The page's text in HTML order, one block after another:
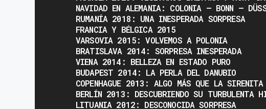
NAVIDAD EN ALEMANIA: COLONIA – BONN –
RUMANÍA 2018: UNA INESPERADA SORPRESA
FRANCIA Y BÉLGICA 2015
VARSOVIA 2015: VOLVEMOS A POLONIA
BRATISLAVA 2014: SORPRESA INESPERADA
VIENA 2014: BELLEZA EN ESTADO PURO
BUDAPEST 2014: LA PERLA DEL DANUBIO
COPENHAGUE 2013: ALGO MÁS QUE LA SIRENITA
BERLÍN 2013: DESCUBRIENDO SU TURBULENTA
LITUANIA 2012: DESCONOCIDA SORPRESA